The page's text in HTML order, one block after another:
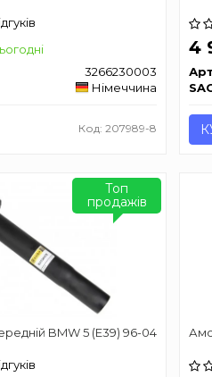
3266230003
Німеччина
Код: 207989-8
4
BMW 5 (E39) 96-04
Топ
продажів